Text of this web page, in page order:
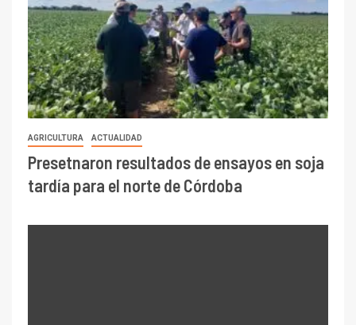
AGRICULTURA ACTUALIDAD
Presetnaron resultados de ensayos en soja
tardía para el norte de Córdoba